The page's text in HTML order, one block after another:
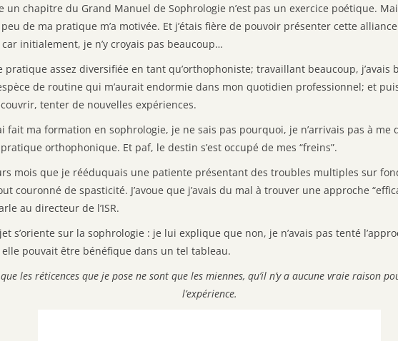
un chapitre du Grand Manuel de Sophrologie n’est pas un exercice poétique.
de ma pratique m’a motivée. Et j’étais fière de pouvoir présenter cette
initialement, je n’y croyais pas beaucoup…
pratique assez diversifiée en tant qu’orthophoniste; travaillant beaucoup, j’avais
de routine qui m’aurait endormie dans mon quotidien professionnel; et
tenter de nouvelles expériences.
fait ma formation en sophrologie, je ne sais pas pourquoi, je n’arrivais pas à me
orthophonique. Et paf, le destin s’est occupé de mes “freins”.
mois que je rééduquais une patiente présentant des troubles multiples sur
couronné de spasticité. J’avoue que j’avais du mal à trouver une approche
au directeur de l’ISR.
s’oriente sur la sophrologie : je lui explique que non, je n’avais pas tenté
pouvait être bénéfique dans un tel tableau.
les réticences que je pose ne sont que les miennes, qu’il n’y a aucune vraie raison
l’expérience.